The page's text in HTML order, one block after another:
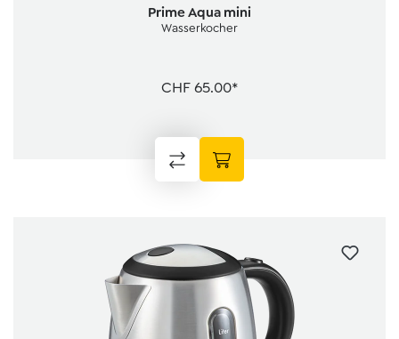
Prime Aqua mini
Wasserkocher
CHF 65.00*